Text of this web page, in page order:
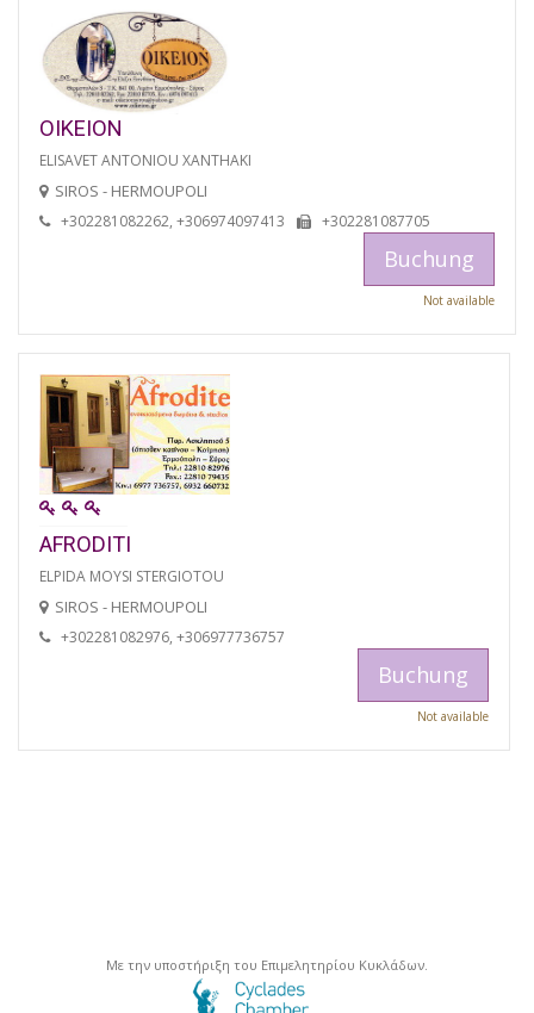
OIKEION
ELISAVET ANTONIOU XANTHAKI
SIROS - HERMOUPOLI
+302281082262, +306974097413 +302281087705
Buchung
Not available
AFRODITI
ELPIDA MOYSI STERGIOTOU
SIROS - HERMOUPOLI
+302281082976, +306977736757
Buchung
Not available
Με την υποστήριξη του Επιμελητηρίου Κυκλάδων.